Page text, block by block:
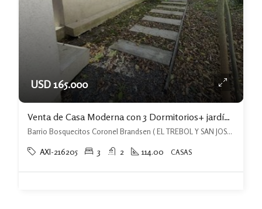
USD 165.000
Venta de Casa Moderna con 3 Dormitorios+ jardín con piscina Coronel Brandsen
Barrio Bosquecitos Coronel Brandsen ( EL TREBOL Y SAN JOSE), Coronel Brandsen, Brandsen
AXI-216205 3 2 114.00 CASAS